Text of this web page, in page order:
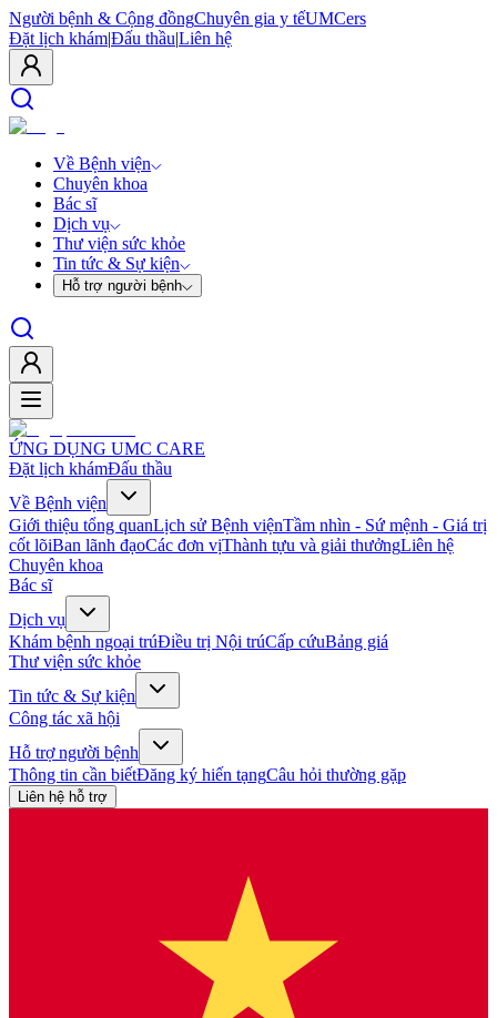
Người bệnh & Cộng đồngChuyên gia y tếUMCers
Đặt lịch khám|Đấu thầu|Liên hệ
Về Bệnh viện
Chuyên khoa
Bác sĩ
Dịch vụ
Thư viện sức khỏe
Tin tức & Sự kiện
Hỗ trợ người bệnh
ỨNG DỤNG UMC CARE
Đặt lịch khámĐấu thầu
Về Bệnh viện
Giới thiệu tổng quanLịch sử Bệnh việnTầm nhìn - Sứ mệnh - Giá trị
cốt lõiBan lãnh đạoCác đơn vịThành tựu và giải thưởngLiên hệ
Chuyên khoa
Bác sĩ
Dịch vụ
Khám bệnh ngoại trúĐiều trị Nội trúCấp cứuBảng giá
Thư viện sức khỏe
Tin tức & Sự kiện
Công tác xã hội
Hỗ trợ người bệnh
Thông tin cần biếtĐăng ký hiến tạngCâu hỏi thường gặp
Liên hệ hỗ trợ